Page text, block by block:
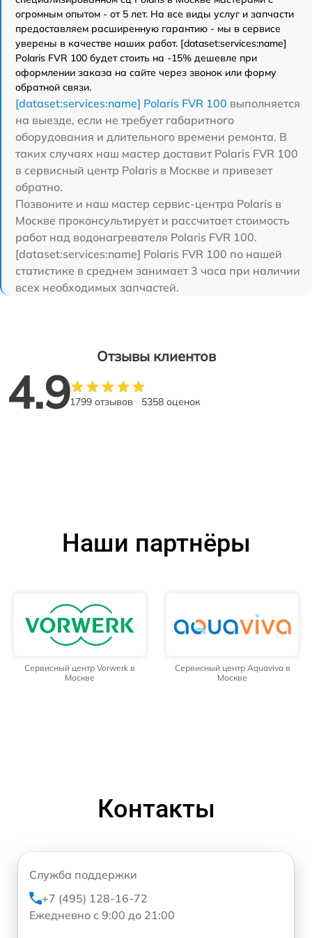
огромным опытом - от 5 лет. На все виды услуг и запчасти
предоставляем расширенную гарантию - мы в сервисе
уверены в качестве наших работ. [dataset:services:name]
Polaris FVR 100 будет стоить на -15% дешевле при
оформлении заказа на сайте через звонок или форму
обратной связи.
[dataset:services:name] Polaris FVR 100 выполняется
на выезде, если не требует габаритного
оборудования и длительного времени ремонта. В
таких случаях наш мастер доставит Polaris FVR 100
в сервисный центр Polaris в Москве и привезет
обратно.
Позвоните и наш мастер сервис-центра Polaris в
Москве проконсультирует и рассчитает стоимость
работ над водонагревателя Polaris FVR 100.
[dataset:services:name] Polaris FVR 100 по нашей
статистике в среднем занимает 3 часа при наличии
всех необходимых запчастей.
Отзывы клиентов
4.91799 отзывов 5358 оценок
Наши партнёры
Сервисный центр Vorwerk в
Москве
Сервисный центр Aquaviva в
Москве
Контакты
Служба поддержки
+7 (495) 128-16-72
Ежедневно с 9:00 до 21:00